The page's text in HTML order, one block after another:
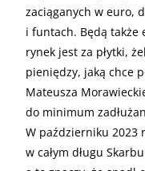
zaciąganych w euro,
i funtach. Będą także
rynek jest za płytki,
pieniędzy, jaką chce
Mateusza
do minimum
W październiku 2023
w całym długu